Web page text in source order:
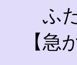
ふ
【急